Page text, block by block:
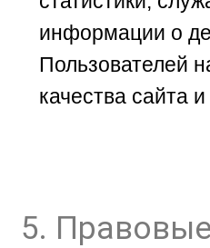
информации о
Пользователей
качества сайта
5.